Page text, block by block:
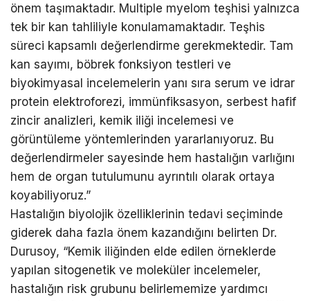
önem taşımaktadır. Multiple myelom teşhisi yalnızca
tek bir kan tahliliyle konulamamaktadır. Teşhis
süreci kapsamlı değerlendirme gerekmektedir. Tam
kan sayımı, böbrek fonksiyon testleri ve
biyokimyasal incelemelerin yanı sıra serum ve idrar
protein elektroforezi, immünfiksasyon, serbest hafif
zincir analizleri, kemik iliği incelemesi ve
görüntüleme yöntemlerinden yararlanıyoruz. Bu
değerlendirmeler sayesinde hem hastalığın varlığını
hem de organ tutulumunu ayrıntılı olarak ortaya
koyabiliyoruz.”
Hastalığın biyolojik özelliklerinin tedavi seçiminde
giderek daha fazla önem kazandığını belirten Dr.
Durusoy, “Kemik iliğinden elde edilen örneklerde
yapılan sitogenetik ve moleküler incelemeler,
hastalığın risk grubunu belirlememize yardımcı